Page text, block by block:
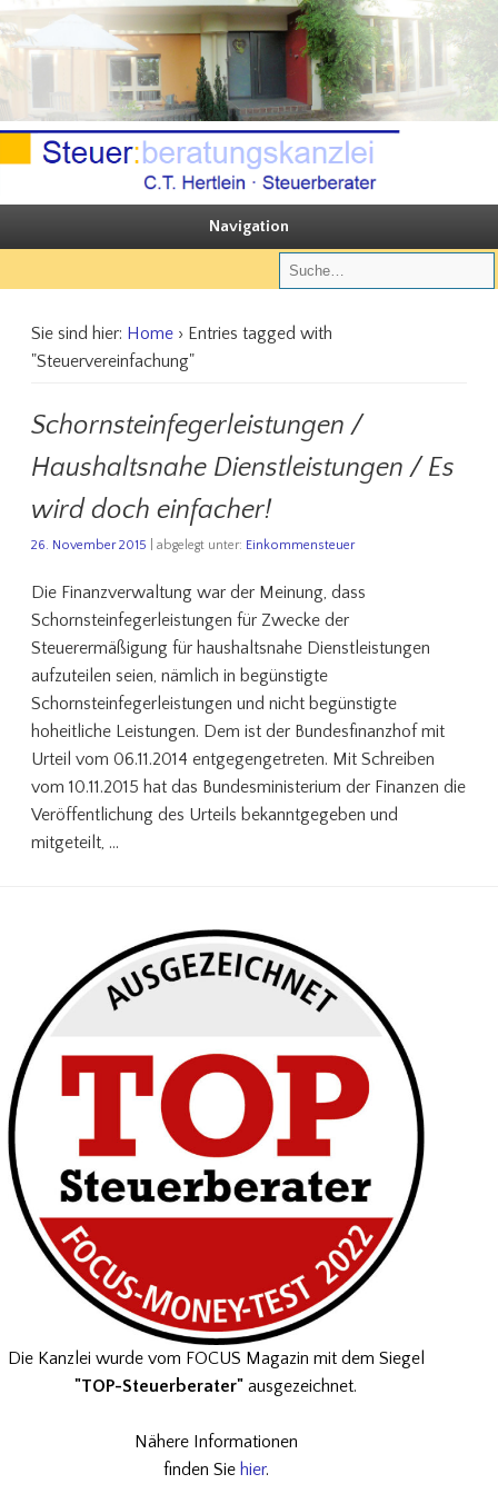
Steuerberatungskanzlei C.T. Hertlein
Sie steuern, wir beraten
Navigation
Sie sind hier: Home› Entries tagged with
"Steuervereinfachung"
Schornsteinfegerleistungen /
Haushaltsnahe Dienstleistungen / Es
wird doch einfacher!
26. November 2015 | abgelegt unter: Einkommensteuer
Die Finanzverwaltung war der Meinung, dass
Schornsteinfegerleistungen für Zwecke der
Steuerermäßigung für haushaltsnahe Dienstleistungen
aufzuteilen seien, nämlich in begünstigte
Schornsteinfegerleistungen und nicht begünstigte
hoheitliche Leistungen. Dem ist der Bundesfinanzhof mit
Urteil vom 06.11.2014 entgegengetreten. Mit Schreiben
vom 10.11.2015 hat das Bundesministerium der Finanzen die
Veröffentlichung des Urteils bekanntgegeben und
mitgeteilt, …
Die Kanzlei wurde vom FOCUS Magazin mit dem Siegel
"TOP-Steuerberater" ausgezeichnet.
Nähere Informationen
finden Sie hier.